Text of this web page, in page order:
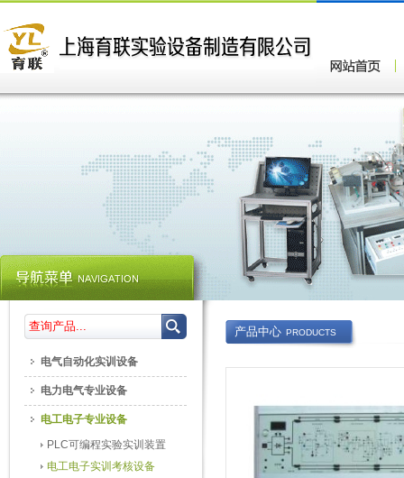
产品中心 PRODUCTS
电气自动化实训设备
电力电气专业设备
电工电子专业设备
PLC可编程实验实训装置
电工电子实训考核设备